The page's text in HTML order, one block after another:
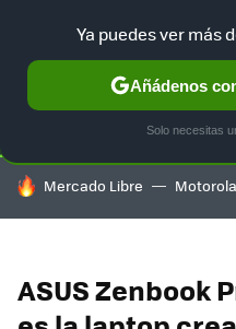
SELECCIÓN GAMING
HOY SE HABLA DE
Mercado Libre Motorola
ASUS Zenbook
Ya puedes ver más
Añádenos
Solo necesitas